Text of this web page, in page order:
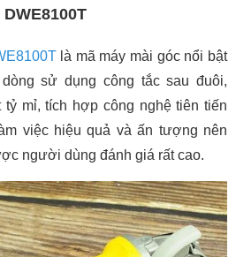
là mã máy mài góc nổi bật
sử dụng công tắc sau đuôi,
mỉ, tích hợp công nghệ tiên tiến
việc hiệu quả và ấn tượng nên
người dùng đánh giá rất cao.